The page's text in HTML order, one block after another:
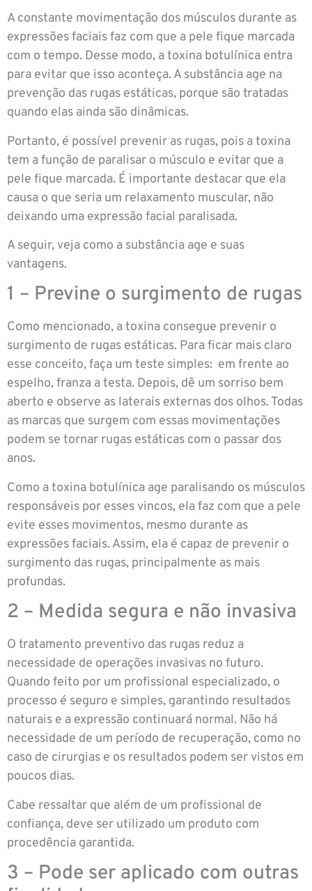
A constante movimentação dos músculos durante as
expressões faciais faz com que a pele fique marcada
com o tempo. Desse modo, a toxina botulínica entra
para evitar que isso aconteça. A substância age na
prevenção das rugas estáticas, porque são tratadas
quando elas ainda são dinâmicas.
Portanto, é possível prevenir as rugas, pois a toxina
tem a função de paralisar o músculo e evitar que a
pele fique marcada. É importante destacar que ela
causa o que seria um relaxamento muscular, não
deixando uma expressão facial paralisada.
A seguir, veja como a substância age e suas
vantagens.
1 – Previne o surgimento de rugas
Como mencionado, a toxina consegue prevenir o
surgimento de rugas estáticas. Para ficar mais claro
esse conceito, faça um teste simples: em frente ao
espelho, franza a testa. Depois, dê um sorriso bem
aberto e observe as laterais externas dos olhos. Todas
as marcas que surgem com essas movimentações
podem se tornar rugas estáticas com o passar dos
anos.
Como a toxina botulínica age paralisando os músculos
responsáveis por esses vincos, ela faz com que a pele
evite esses movimentos, mesmo durante as
expressões faciais. Assim, ela é capaz de prevenir o
surgimento das rugas, principalmente as mais
profundas.
2 – Medida segura e não invasiva
O tratamento preventivo das rugas reduz a
necessidade de operações invasivas no futuro.
Quando feito por um profissional especializado, o
processo é seguro e simples, garantindo resultados
naturais e a expressão continuará normal. Não há
necessidade de um período de recuperação, como no
caso de cirurgias e os resultados podem ser vistos em
poucos dias.
Cabe ressaltar que além de um profissional de
confiança, deve ser utilizado um produto com
procedência garantida.
3 – Pode ser aplicado com outras